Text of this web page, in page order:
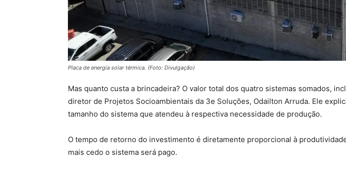
Placa de energia solar térmica. (Foto: Divulgação)
Mas quanto custa a brincadeira? O valor total dos quatro sistemas somados,
diretor de Projetos Socioambientais da 3e Soluções, Odailton Arruda. Ele
tamanho do sistema que atendeu à respectiva necessidade de produção.
O tempo de retorno do investimento é diretamente proporcional à
mais cedo o sistema será pago.